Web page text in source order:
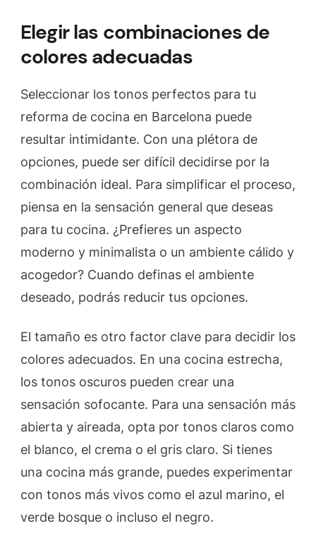
Elegir las combinaciones de
colores adecuadas
Seleccionar los tonos perfectos para tu
reforma de cocina en Barcelona puede
resultar intimidante. Con una plétora de
opciones, puede ser difícil decidirse por la
combinación ideal. Para simplificar el proceso,
piensa en la sensación general que deseas
para tu cocina. ¿Prefieres un aspecto
moderno y minimalista o un ambiente cálido y
acogedor? Cuando definas el ambiente
deseado, podrás reducir tus opciones.
El tamaño es otro factor clave para decidir los
colores adecuados. En una cocina estrecha,
los tonos oscuros pueden crear una
sensación sofocante. Para una sensación más
abierta y aireada, opta por tonos claros como
el blanco, el crema o el gris claro. Si tienes
una cocina más grande, puedes experimentar
con tonos más vivos como el azul marino, el
verde bosque o incluso el negro.